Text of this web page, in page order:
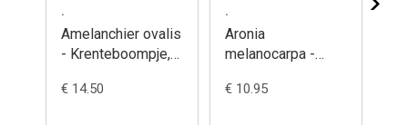
.
Amelanchier ovalis
- Krenteboompje,
€ 14.50
.
Aronia
melanocarpa -
melanocarpa
€ 10.95